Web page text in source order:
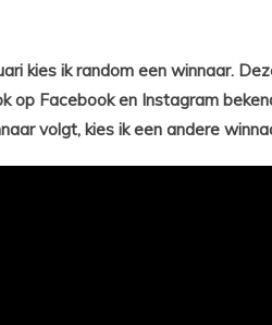
kies ik random een winnaar.
op Facebook en Instagram
volgt, kies ik een andere